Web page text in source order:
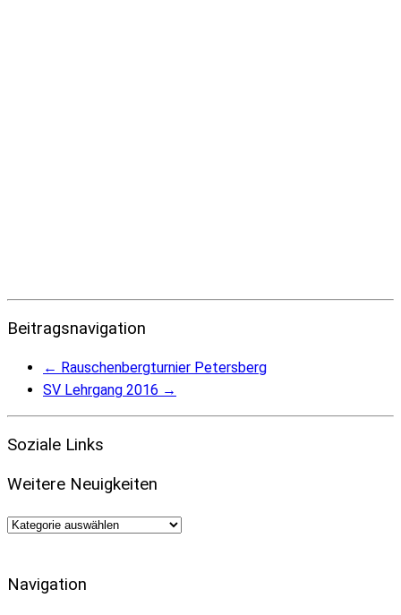
Beitragsnavigation
← Rauschenbergturnier Petersberg
SV Lehrgang 2016 →
Soziale Links
Weitere Neuigkeiten
Weitere
Navigation